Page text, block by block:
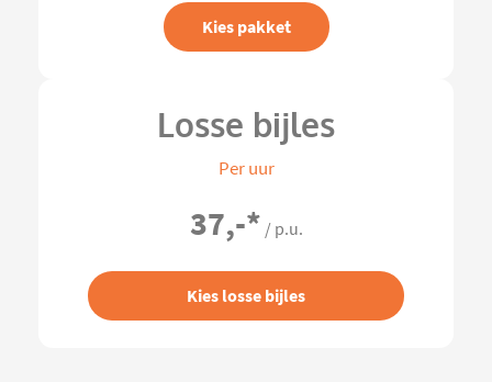
Kies pakket
Losse bijles
Per uur
37,-* / p.u.
Kies losse bijles